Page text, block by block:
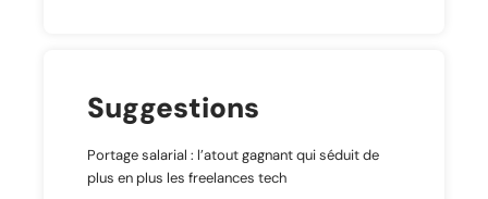
Suggestions
Portage salarial : l’atout gagnant qui séduit de
plus en plus les freelances tech